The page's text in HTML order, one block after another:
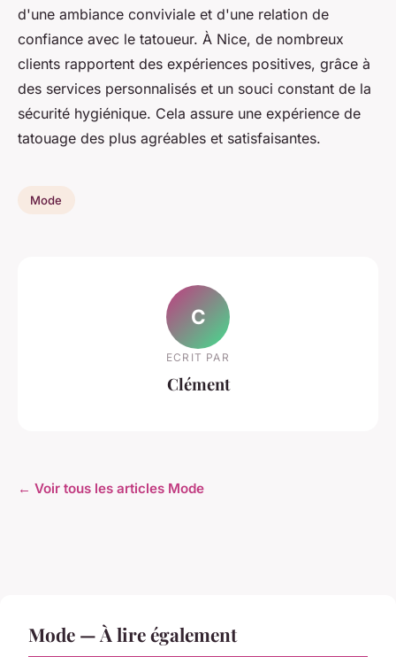
d'une ambiance conviviale et d'une relation de
confiance avec le tatoueur. À Nice, de nombreux
clients rapportent des expériences positives, grâce à
des services personnalisés et un souci constant de la
sécurité hygiénique. Cela assure une expérience de
tatouage des plus agréables et satisfaisantes.
Mode
C
ECRIT PAR
Clément
← Voir tous les articles Mode
Mode — À lire également